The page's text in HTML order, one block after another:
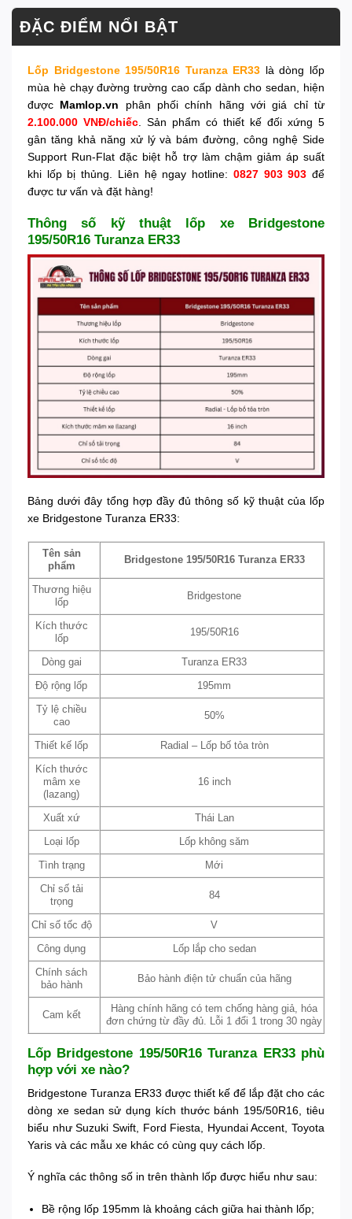
ĐẶC ĐIỂM NỔI BẬT
Lốp Bridgestone 195/50R16 Turanza ER33 là dòng lốp
mùa hè chạy đường trường cao cấp dành cho sedan, hiện
được Mamlop.vn phân phối chính hãng với giá chỉ từ
2.100.000 VNĐ/chiếc. Sản phẩm có thiết kế đối xứng 5
gân tăng khả năng xử lý và bám đường, công nghệ Side
Support Run-Flat đặc biệt hỗ trợ làm chậm giảm áp suất
khi lốp bị thủng. Liên hệ ngay hotline: 0827 903 903 để
được tư vấn và đặt hàng!
Thông số kỹ thuật lốp xe Bridgestone
195/50R16 Turanza ER33
Bảng dưới đây tổng hợp đầy đủ thông số kỹ thuật của lốp
xe Bridgestone Turanza ER33:
Tên sản
phẩm
Bridgestone 195/50R16 Turanza ER33
Thương hiệu
lốp
Bridgestone
Kích thước
lốp
195/50R16
Dòng gai Turanza ER33
Độ rộng lốp 195mm
Tỷ lệ chiều
cao
50%
Thiết kế lốp Radial – Lốp bố tỏa tròn
Kích thước
mâm xe
(lazang)
16 inch
Xuất xứ Thái Lan
Loại lốp Lốp không săm
Tình trạng Mới
Chỉ số tải
trọng
84
Chỉ số tốc độ V
Công dụng Lốp lắp cho sedan
Chính sách
bảo hành
Bảo hành điện tử chuẩn của hãng
Cam kết
Hàng chính hãng có tem chống hàng giả, hóa
đơn chứng từ đầy đủ. Lỗi 1 đổi 1 trong 30 ngày
Lốp Bridgestone 195/50R16 Turanza ER33 phù
hợp với xe nào?
Bridgestone Turanza ER33 được thiết kế để lắp đặt cho các
dòng xe sedan sử dụng kích thước bánh 195/50R16, tiêu
biểu như Suzuki Swift, Ford Fiesta, Hyundai Accent, Toyota
Yaris và các mẫu xe khác có cùng quy cách lốp.
Ý nghĩa các thông số in trên thành lốp được hiểu như sau:
Bề rộng lốp 195mm là khoảng cách giữa hai thành lốp;